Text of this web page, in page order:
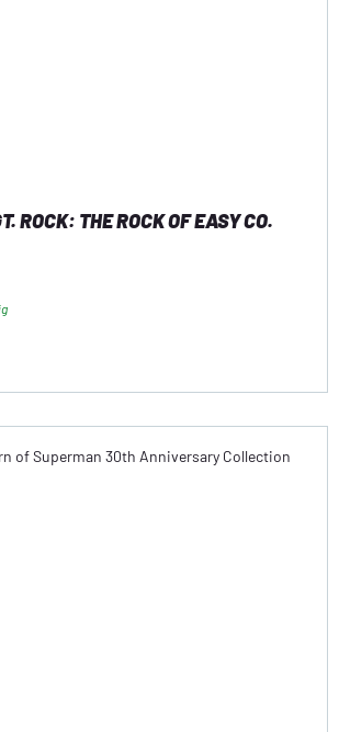
ROCK: THE ROCK OF EASY CO.